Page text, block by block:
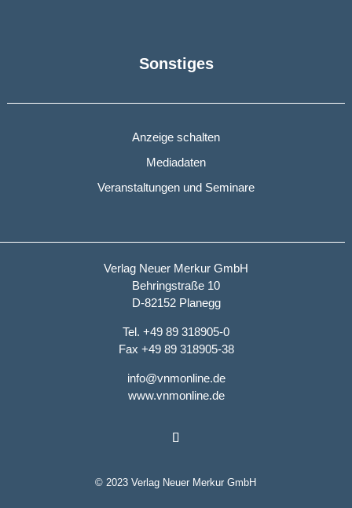
Sonstiges
Anzeige schalten
Mediadaten
Veranstaltungen und Seminare
Verlag Neuer Merkur GmbH
Behringstraße 10
D-82152 Planegg
Tel. +49 89 318905-0
Fax +49 89 318905-38
info@vnmonline.de
www.vnmonline.de
© 2023 Verlag Neuer Merkur GmbH